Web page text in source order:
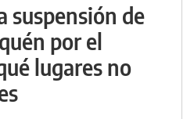
suspensión de
por el
lugares no